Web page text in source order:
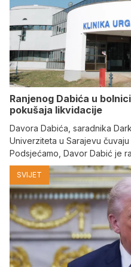
Ranjenog Dabića u
pokušaja likvidacije
Davora Dabića, saradnika
Univerziteta u Sarajevu
Podsjećamo, Davor Dabić je
SVIJET